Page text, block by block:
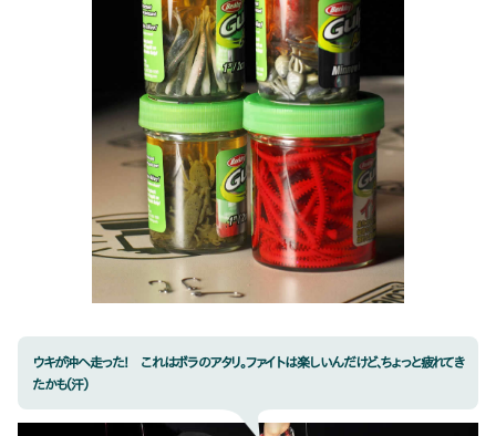
ウキが沖へ走った！ これはボラのアタリ。ファイトは楽しいんだけど、ちょっと疲れてき
たかも（汗）